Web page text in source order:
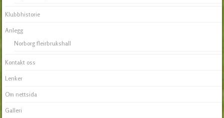
Klubbhistorie
Anlegg
Norborg fleirbrukshall
Kontakt oss
Lenker
Om nettsida
Galleri